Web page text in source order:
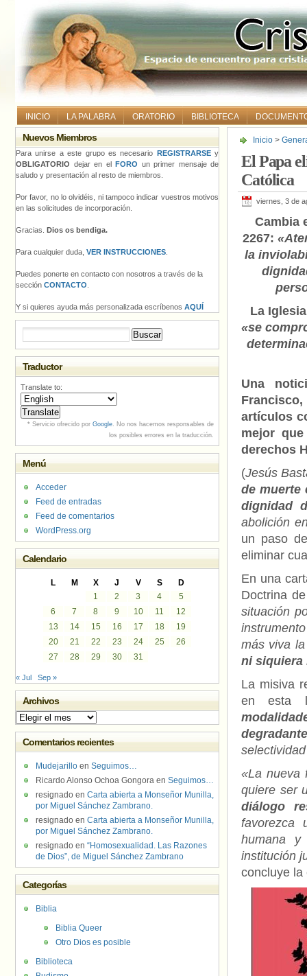
INICIO LA PALABRA ORATORIO BIBLIOTECA
Inicio >
El Papa
Católica
viernes, 3 de
Cambia
2267:
la
La
«se
Una
artículos
mejor
derechos
(Jesús
de muerte
dignidad
abolición
un paso
eliminar
En una
Doctrina
situación
más viva
ni siquiera
La misiva
en esta
«La nueva
quiere ser
diálogo
favorezca
humana
institución
concluye la
Nuevos Miembros
Para unirse a este grupo es necesario REGISTRARSEy
OBLIGATORIO dejar en el FORO un primer mensaje de
saludo y presentación al resto de miembros.
Por favor, no lo olvidéis, ni tampoco indicar vuestros motivos
en las solicitudes de incorporación.
Gracias. Dios os bendiga.
Para cualquier duda, VER INSTRUCCIONES
Puedes ponerte en contacto con nosotros a través de la
sección CONTACTO
Y si quieres ayuda más personalizada escríbenos AQUÍ
Traductor
Translate to:
* Servicio ofrecido por Google. No nos hacemos responsables de
los posibles errores en la traducción.
Menú
Acceder
Feed de entradas
Feed de comentarios
WordPress.org
Calendario
L M X J V S
D
1
2 3 4
5
6
7 8 9 10 11
12
13
14 15 16 17 18
19
20
21 22 23 24 25
26
27
28 29 30 31
« Jul Sep »
Archivos
Archivos
Comentarios recientes
Mudejarillo en Seguimos…
Ricardo Alonso Ochoa Gongora en Seguimos…
resignado en Carta abierta a Monseñor Munilla,
por Miguel Sánchez Zambrano.
resignado en Carta abierta a Monseñor Munilla,
por Miguel Sánchez Zambrano.
resignado en “Homosexualidad. Las Razones
de Dios”, de Miguel Sánchez Zambrano
Categorías
Biblia
Biblia Queer
Otro Dios es posible
Biblioteca